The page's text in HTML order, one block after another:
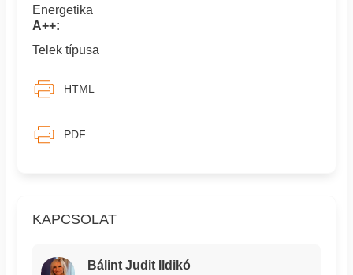
KAPCSOLAT
Bálint Judit Ildikó
Energetika
A++:
Telek típusa
HTML
PDF